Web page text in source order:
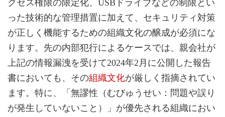
クセス権限の限定化、USBドライブなどの制限とい
った技術的な管理措置に加えて、セキュリティ対策
が正しく機能するための組織文化の醸成が必須にな
ります。先の内部犯行によるケースでは、親会社が
上記の情報漏洩を受けて2024年2月に公開した報告
書においても、その組織文化が厳しく指摘されてい
ます。特に、「無謬性（むびゅうせい：問題や誤り
が発生していないこと）」が優先される組織におい